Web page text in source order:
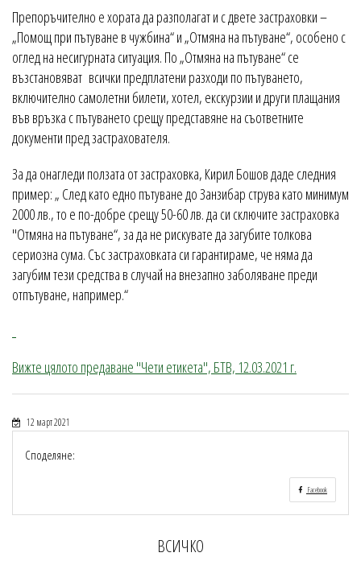
Препоръчително е хората да разполагат и с двете застраховки –
„Помощ при пътуване в чужбина“ и „Отмяна на пътуване“, особено с
оглед на несигурната ситуация. По „Отмяна на пътуване“ се
възстановяват всички предплатени разходи по пътуването,
включително самолетни билети, хотел, екскурзии и други плащания
във връзка с пътуването срещу представяне на съответните
документи пред застрахователя.
За да онагледи ползата от застраховка, Кирил Бошов даде следния
пример: „ След като едно пътуване до Занзибар струва като минимум
2000 лв., то е по-добре срещу 50-60 лв. да си сключите застраховка
"Отмяна на пътуване“, за да не рискувате да загубите толкова
сериозна сума. Със застраховката си гарантираме, че няма да
загубим тези средства в случай на внезапно заболяване преди
отпътуване, например.“
Вижте цялото предаване "Чети етикета", БТВ, 12.03.2021 г.
12 март 2021
Споделяне:
Facebook
ВСИЧКО